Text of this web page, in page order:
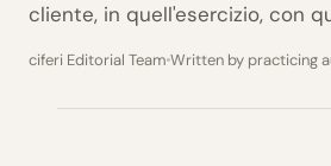
cliente, in quell'esercizio, con
ciferi Editorial Team Written by practicing